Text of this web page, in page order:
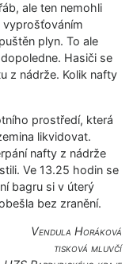
ale ten nemohli
vyprošťováním
plyn. To ale
Hasiči se
z nádrže. Kolik nafty
prostředí, která
likvidovat.
nafty z nádrže
Ve 13.25 hodin se
bagru si v úterý
bez zranění.
Vendula Horáková
tisková mluvčí